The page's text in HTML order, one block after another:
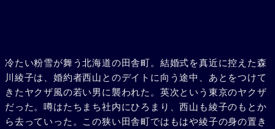
冷たい粉雪が舞う北海道の田舎町。結婚式を真近に控えた森
川綾子は、婚約者西山とのデイトに向う途中、あとをつけて
きたヤクザ風の若い男に襲われた。英次という東京のヤクザ
だった。噂はたちまち社内にひろまり、西山も綾子のもとか
ら去っていった。この狭い田舎町ではもはや綾子の身の置き